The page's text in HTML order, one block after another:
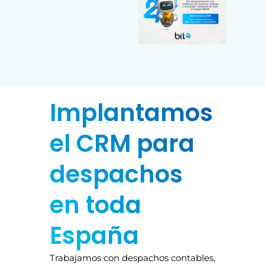
Implantamos
el CRM para
despachos
en toda
España
Trabajamos con despachos contables,